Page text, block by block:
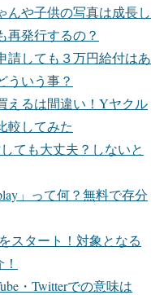
んや子供の写真は成長し
再発行するの？
請しても３万円給付はあ
ういう事？
えるは間違い！Yヤクル
較してみた
ても大丈夫？しないと
」って何？無料で存分
スタート！対象となる
・Twitterでの意味は